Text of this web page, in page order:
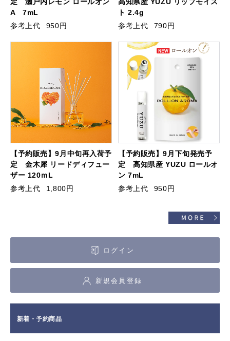
A 7mL
参考上代
950円
ト 2.4g
参考上代
790円
【予約販売】9月中旬再入荷予
定 金木犀 リードディフュー
ザー 120ｍL
参考上代
1,800円
【予約販売】9月下旬発売予
定 高知県産 YUZU ロールオ
ン 7mL
参考上代
950円
ログイン
新規会員登録
新着・予約商品